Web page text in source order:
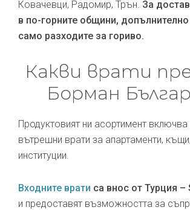
Ковачевци, Радомир, Трън. За
в по-горните общини,
само разходите за гориво.
Какви врати
Борман
Продуктовият ни асортимент
вътрешни врати за апартаменти,
институции.
Входните врати са внос от Турция –
и предоставят възможността за